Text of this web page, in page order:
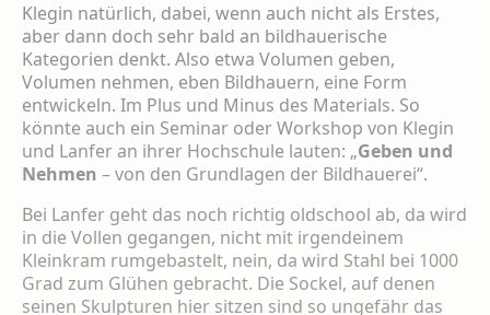
Klegin natürlich, dabei, wenn auch nicht als Erstes,
aber dann doch sehr bald an bildhauerische
Kategorien denkt. Also etwa Volumen geben,
Volumen nehmen, eben Bildhauern, eine Form
entwickeln. Im Plus und Minus des Materials. So
könnte auch ein Seminar oder Workshop von Klegin
und Lanfer an ihrer Hochschule lauten: „Geben und
Nehmen – von den Grundlagen der Bildhauerei“.
Bei Lanfer geht das noch richtig oldschool ab, da wird
in die Vollen gegangen, nicht mit irgendeinem
Kleinkram rumgebastelt, nein, da wird Stahl bei 1000
Grad zum Glühen gebracht. Die Sockel, auf denen
seinen Skulpturen hier sitzen sind so ungefähr das